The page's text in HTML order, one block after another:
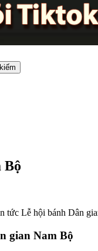
Bộ
tức Lễ hội bánh Dân
gian Nam Bộ